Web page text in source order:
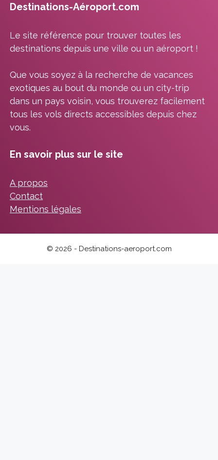
Destinations-Aéroport.com
Le site référence pour trouver toutes les
destinations depuis une ville ou un aéroport !
Que vous soyez à la recherche de vacances
exotiques au bout du monde ou un city-trip
dans un pays voisin, vous trouverez facilement
tous les vols directs accessibles depuis chez
vous.
En savoir plus sur le site
A propos
Contact
Mentions légales
© 2026 - Destinations-aeroport.com